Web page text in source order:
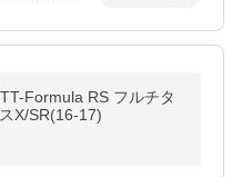
Formula RS フルチタ
X/SR(16-17)